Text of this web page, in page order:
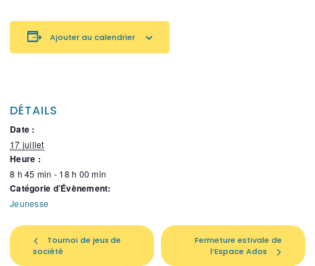
Ajouter au calendrier
DÉTAILS
Date :
17 juillet
Heure :
8 h 45 min - 18 h 00 min
Catégorie d’Évènement:
Jeunesse
Tournoi de jeux de
société
Fermeture estivale de
l’Espace Ados